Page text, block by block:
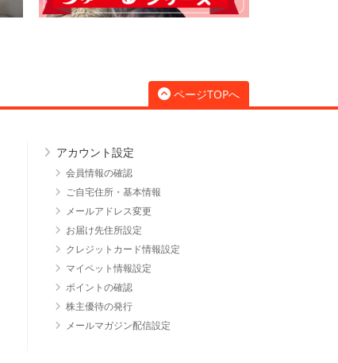
ページTOPへ
アカウント設定
会員情報の確認
ご自宅住所・基本情報
メールアドレス変更
お届け先住所設定
クレジットカード情報設定
マイペット情報設定
ポイントの確認
株主優待の発行
メールマガジン配信設定